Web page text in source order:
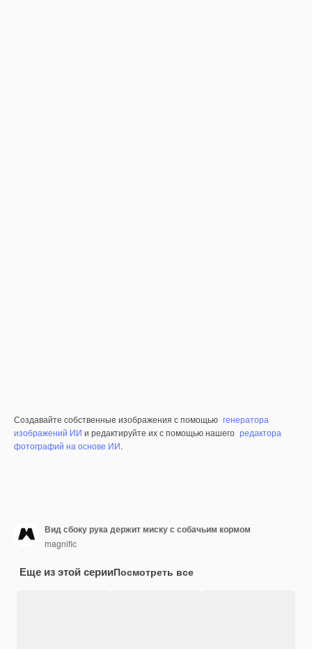
Создавайте собственные изображения с помощью генератора
изображений ИИ и редактируйте их с помощью нашего редактора
фотографий на основе ИИ.
Вид сбоку рука держит миску с собачьим кормом
magnific
Еще из этой серииПосмотреть все